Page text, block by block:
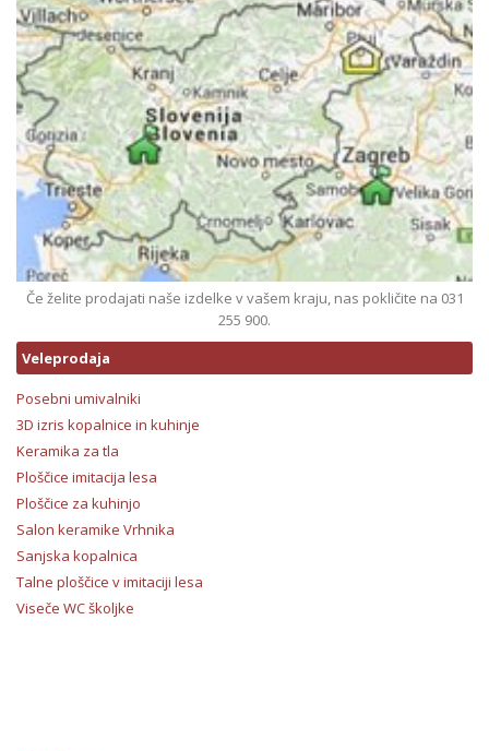
Če želite prodajati naše izdelke v vašem kraju, nas pokličite na 031
255 900.
Veleprodaja
Posebni umivalniki
3D izris kopalnice in kuhinje
Keramika za tla
Ploščice imitacija lesa
Ploščice za kuhinjo
Salon keramike Vrhnika
Sanjska kopalnica
Talne ploščice v imitaciji lesa
Viseče WC školjke